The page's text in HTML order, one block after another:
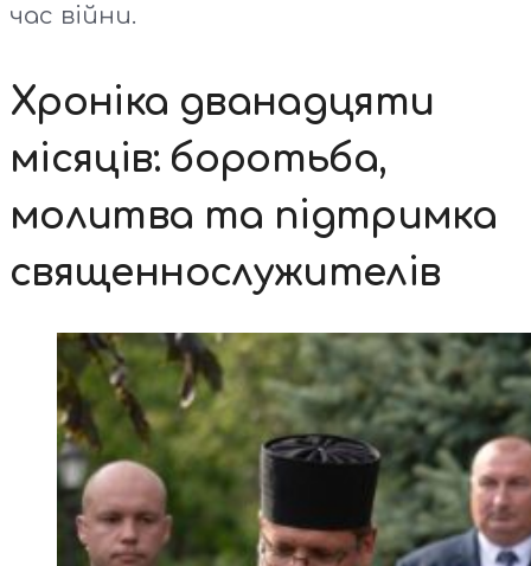
час війни.
Хроніка дванадцяти
місяців: боротьба,
молитва та підтримка
священнослужителів